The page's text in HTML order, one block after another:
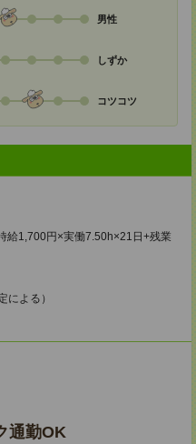
男性
しずか
コツコツ
給1,700円×実働7.50h×21日+残業
による）
通勤OK